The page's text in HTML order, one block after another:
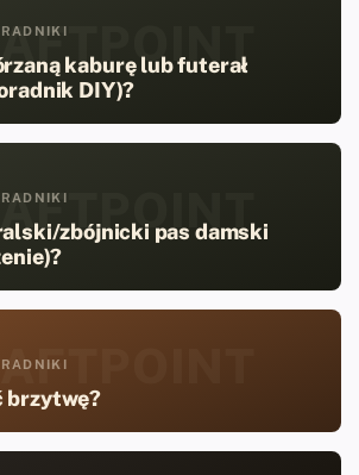
kaburę lub futerał
DIY)?
zbójnicki pas damski
brzytwę?